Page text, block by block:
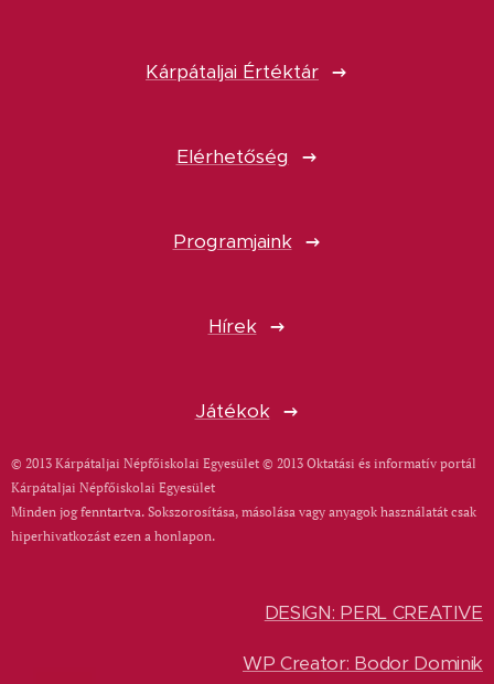
Kárpátaljai Értéktár
Elérhetőség
Programjaink
Hírek
Játékok
© 2013 Kárpátaljai Népfőiskolai Egyesület © 2013 Oktatási és informatív portál
Kárpátaljai Népfőiskolai Egyesület
Minden jog fenntartva. Sokszorosítása, másolása vagy anyagok használatát csak
hiperhivatkozást ezen a honlapon.
DESIGN: PERL CREATIVE
WP Creator: Bodor Dominik